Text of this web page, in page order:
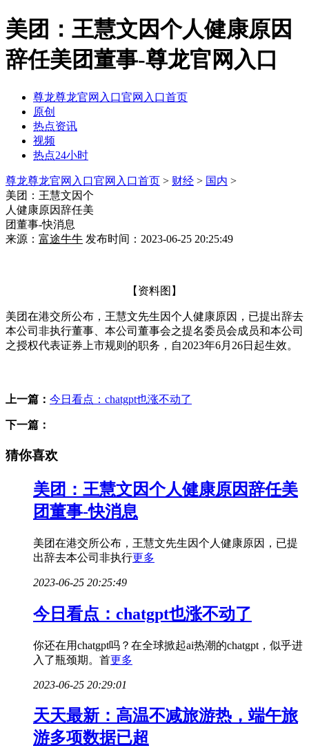
美团：王慧文因个人健康原因
辞任美团董事-尊龙官网入口
尊龙尊龙官网入口官网入口首页
原创
热点资讯
视频
热点24小时
尊龙尊龙官网入口官网入口首页 > 财经 > 国内 >
美团：王慧文因个
人健康原因辞任美
团董事-快消息
来源： 富途牛牛 发布时间：2023-06-25 20:25:49
【资料图】
美团在港交所公布，王慧文先生因个人健康原因，已提出辞去
本公司非执行董事、本公司董事会之提名委员会成员和本公司
之授权代表证券上市规则的职务，自2023年6月26日起生效。
上一篇： 今日看点：chatgpt也涨不动了
下一篇：
猜你喜欢
美团：王慧文因个人健康原因辞任美
团董事-快消息
美团在港交所公布，王慧文先生因个人健康原因，已提
出辞去本公司非执行更多
2023-06-25 20:25:49
今日看点：chatgpt也涨不动了
你还在用chatgpt吗？在全球掀起ai热潮的chatgpt，似乎进
入了瓶颈期。首更多
2023-06-25 20:29:01
天天最新：高温不减旅游热，端午旅
游多项数据已超